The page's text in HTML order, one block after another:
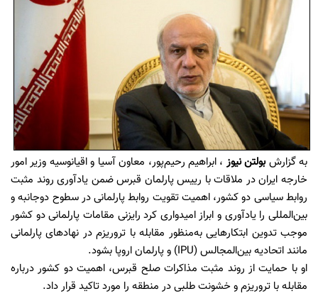
به گزارشبولتن نیوز ، ابراهیم رحیم‌پور، معاون آسیا و اقیانوسیه وزیر امور
خارجه ایران در ملاقات با رییس پارلمان قبرس ضمن یادآوری روند مثبت
روابط سیاسی دو کشور، اهمیت تقویت روابط پارلمانی در سطوح دوجانبه و
بین‌المللی را یادآوری و ابراز امیدواری کرد رایزنی مقامات پارلمانی دو کشور
موجب تدوین ابتکارهایی به‌منظور مقابله با تروریزم در نهادهای پارلمانی
مانند اتحادیه بین‌المجالس (IPU) و پارلمان اروپا بشود.
او با حمایت از روند مثبت مذاکرات صلح قبرس، اهمیت دو کشور درباره
مقابله با تروریزم و خشونت طلبی در منطقه را مورد تاکید قرار داد.